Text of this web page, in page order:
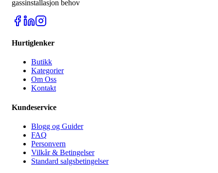
gassinstallasjon behov
Hurtiglenker
Butikk
Kategorier
Om Oss
Kontakt
Kundeservice
Blogg og Guider
FAQ
Personvern
Vilkår & Betingelser
Standard salgsbetingelser